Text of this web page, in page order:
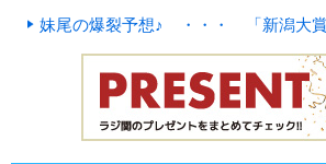
妹尾の爆裂予想♪ ・・・ 「新潟大